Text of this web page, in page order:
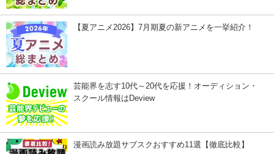
【夏アニメ2026】7月期夏の新アニメを一挙紹介！
芸能界を志す10代～20代を応援！オーディション・
スクール情報はDeview
漫画読み放題サブスクおすすめ11選【徹底比較】